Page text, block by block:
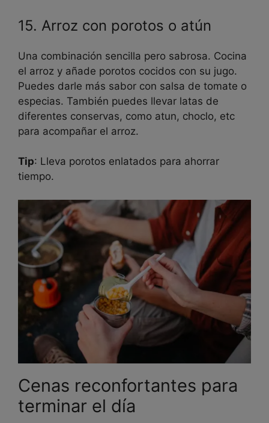
15. Arroz con porotos o atún
Una combinación sencilla pero sabrosa. Cocina
el arroz y añade porotos cocidos con su jugo.
Puedes darle más sabor con salsa de tomate o
especias. También puedes llevar latas de
diferentes conservas, como atun, choclo, etc
para acompañar el arroz.
Tip: Lleva porotos enlatados para ahorrar
tiempo.
Cenas reconfortantes para
terminar el día